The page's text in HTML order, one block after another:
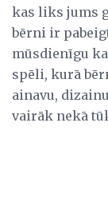
kas liks jums
bērni ir
mūsdienīgu
spēli, kurā
ainavu,
vairāk nekā